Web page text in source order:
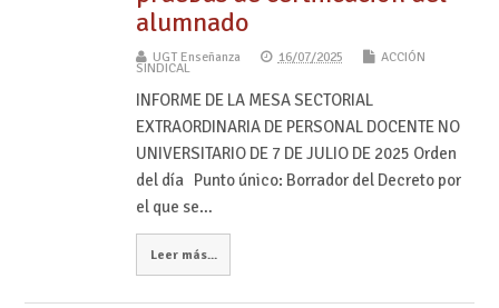
alumnado
UGT Enseñanza 16/07/2025 ACCIÓN
SINDICAL
INFORME DE LA MESA SECTORIAL
EXTRAORDINARIA DE PERSONAL DOCENTE NO
UNIVERSITARIO DE 7 DE JULIO DE 2025 Orden
del día Punto único: Borrador del Decreto por
el que se…
Leer más...